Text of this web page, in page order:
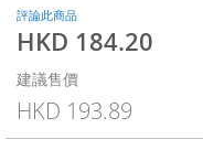
評論此商品
特
價
格
HKD 184.20
建議售價
HKD 193.89
of
the
gallery